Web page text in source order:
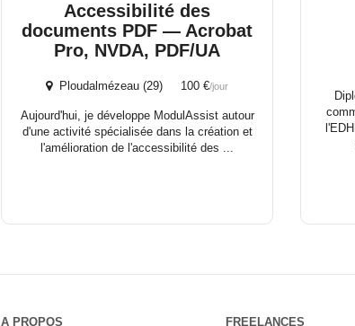
Accessibilité des
documents PDF — Acrobat
Pro, NVDA, PDF/UA
Ploudalmézeau (29) 100 €/jour
Aujourd'hui, je développe ModulAssist autour
d'une activité spécialisée dans la création et
l'amélioration de l'accessibilité des ...
A PROPOS FREELANCES